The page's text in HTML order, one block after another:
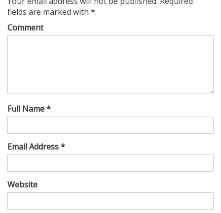
fields are marked with *.
Comment
Full Name *
Email Address *
Website